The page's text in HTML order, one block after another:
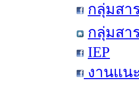
กลุ่มสา
กลุ่มสา
IEP
งานแน